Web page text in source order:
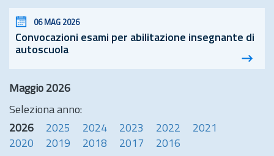
06 MAG 2026
Convocazioni esami per abilitazione insegnante di
autoscuola
Maggio 2026
Seleziona anno:
2026
2025 2024 2023 2022
2021
2020
2019 2018 2017
2016